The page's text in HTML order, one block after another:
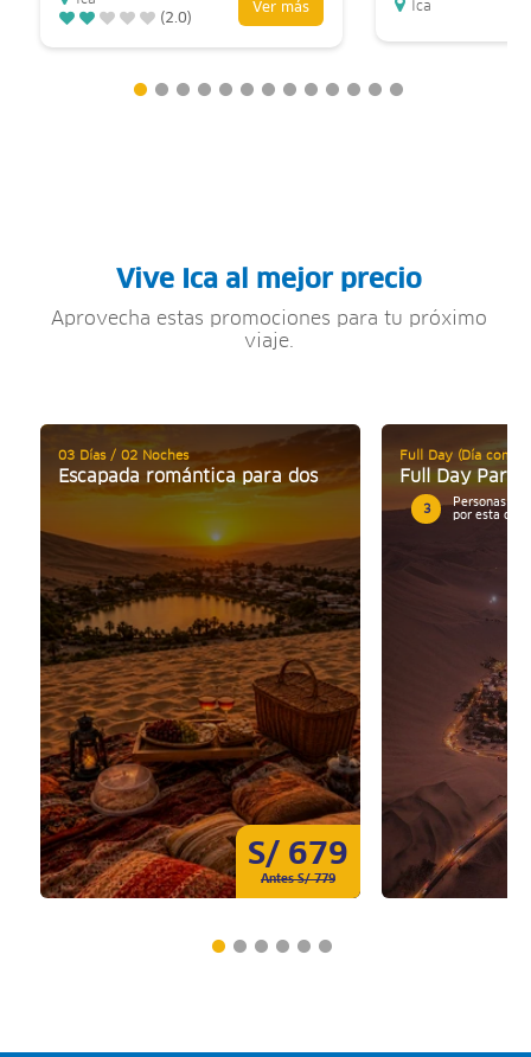
(2.0)
Ver más Ica
Vive Ica al mejor precio
Aprovecha estas promociones para tu próximo
viaje.
S/ 679
Antes S/ 779
03 Días / 02 Noches
Escapada romántica para dos
Full Day (Día
Full Day
3
Personas
por esta